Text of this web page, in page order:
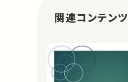
関連コンテンツ